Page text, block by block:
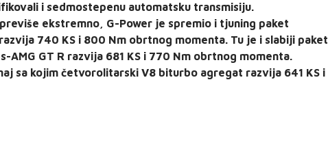
i sedmostepenu automatsku transmisiju.
ekstremno, G-Power je spremio i tjuning paket
740 KS i 800 Nm obrtnog momenta. Tu je i slabiji paket
AMG GT R razvija 681 KS i 770 Nm obrtnog momenta.
sa kojim četvorolitarski V8 biturbo agregat razvija 641 KS i